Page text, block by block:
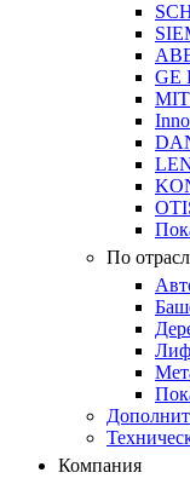
GE
По
Компания